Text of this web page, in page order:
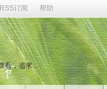
RSS订阅 帮助
着，追求...